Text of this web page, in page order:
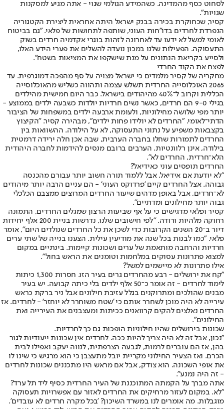
לסחוט כסף מהמדינה. כשהמידע הגולמי שגוי - אתה מגיע למסקנות
שגויות".
קסיר, שכחוקרת בכירה בבנק ישראל היתה אחראית ליצירת הקטגוריה
הנפרדת לחרדים בדו"חות העוני, שותפה לתחושות של פלאי. "גם בביטוח
לאומי למשל לא ידעו עד לאחרונה לזהות בוגרי אקדמיה חרדים בשוק
התעסוקה. הפעילות שלנו במכון נועדה להשלים את פערי הידע האלו,
ולסייע בקריאת הנתונים על מנת שישקפו את המציאות בשטח".
לפצח את הקוד החרדי
מחקריה של קסיר מלמדים כי ישראל מצויה על סף מהפכה דמוגרפית. עד
2065 האוכלוסייה החרדית תשלש עצמה ותהווה כשליש מהאוכלוסייה
הכללית וקרוב ל־40% מהיהודים בישראל. כבר היום חמישית מהילדים
בגילי 9-0 הם חרדים, כאשר נשים חרדיות יולדות כשבעה ילדים בממוצע -
יותר מפי שלושה מחילוניות, ולעומת ארבעה ילדים במשפחות של הציבור
הדתי־לאומי. "החרדים לא יולידו פחות ילדים", מבהירה קסיר. "הקיצוץ
בקצבאות משפיע על נתוני התעסוקה, לא על הילודה. ההשוואות בין
החרדים לתמורות שחלו בחברה הערבית, שבה אכן חלה ירידה דרמטית
בילודה, אינן רלוונטיות. הערבים ברובם מנסים להידמות לחברה היהודית
הלא־חרדית, החרדים לא".
החרדים תופסים עוני כאידיאל?
"לא יודעת אם אידיאל, אבל ללמוד תורה חשוב יותר עבורם מהכנסה
גבוהה. אצל החרדים קיים 'פרדוקס העוני' - הם עניים הרבה יותר מיהודים
לא־חרדים, אבל באופן מדהים שיעור החרדים המרוצים ממצבם הכלכלי
גבוה יותר מחילונים ומדתיים".
קסיר ופלאי מדגישים כי על אף שביעות הרצון שמגלים החרדים, התמונה
רחוקה מלהיות ורודה. "לפי חישובים שלנו, נדרשות בניית 200 אלף יחידות
דיור ב־20 השנים הקרובות כדי לשכן את כל החרדים שנולדים היום", אומר
פלאי. "כמו לבנות בכל שנה את מודיעין עילית. הצענו בנייה של שתי ערים
חרדיות והרחבה מותאמת של ערים ושכונות קיימות. בינתיים במקום
למצוא פתרונות עסוקים במלחמות וטומנים את הראש בחול".
אילו פתרונות לא מיישמים למשל?
"קח את ירושלים - רבע מהחרדים גרים בעיר הזו. חסרות 1,300 כיתות
לימוד לחרדים - זה אומר כ־50 אלף ילדים בלי כיתה קבועה. יש בעיר
מבנים שהולכים ומתרוקנים בגלל עזיבת חילונים אבל ניר ברקת כראש
עירייה לא היה מוכן לשחרר אותם כי 'שטח משוחרר לא יוחזר' - לחרדים. אז
החרדים נאלצים להקים קרוואנים ככיתות ומעצבנים את העירייה ואת
החילונים".
שכונות בירושלים שהיו חילוניות הופכות גם כך לחרדיות.
"נכון, אבל זה לא היה צריך להיות ככה. לחרדים אין שכונות ייעודיות לגור
בהן, אז הם עוברים לרמות, לגבעה הצרפתית, לנווה יעקב ואפילו לבית
הכרם. ואז הצעיר החילוני מקריית יובל מתעצבן כי הוא מרגיש כי שינו לו
את אופי השכונה. הוא צודק, אבל אם מראש היו מתכננים שכונות לחרדים
- זה היה נמנע".
אתה מברך על הקמתה המתוכננת של העיר החרדית כסיף ליד תל ערד?
"לא. במקום לעזור מרחיקים את החרדים לאזור עם אפשרויות תעסוקה
מוגבלות. מה אומרים לנו במשרד השיכון? 'בכל מקרה חרדים לא עובדים'.